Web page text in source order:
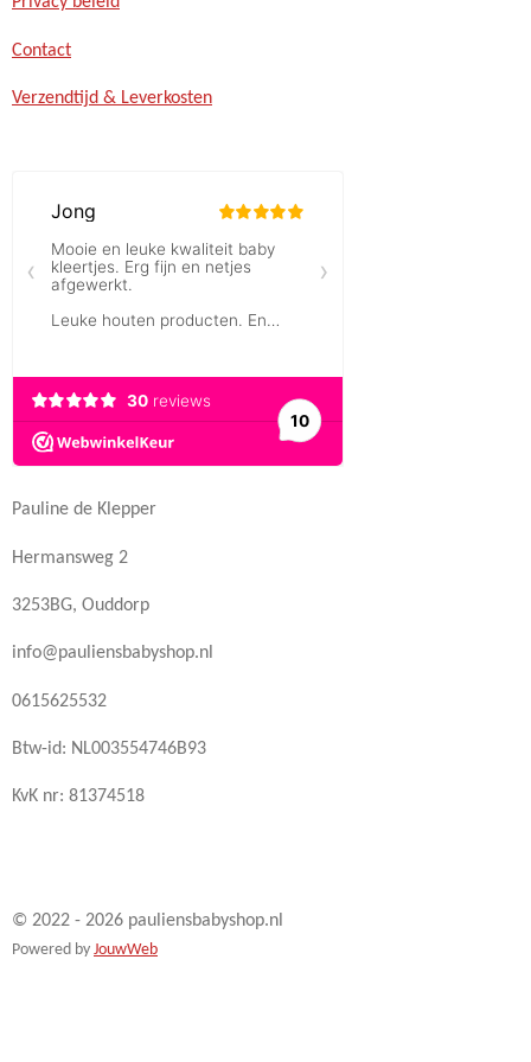
Contact
Verzendtijd & Leverkosten
Pauline de Klepper
Hermansweg 2
3253BG, Ouddorp
info@pauliensbabyshop.nl
0615625532
Btw-id: NL003554746B93
KvK nr: 81374518
© 2022 - 2026 pauliensbabyshop.nl
Powered by JouwWeb